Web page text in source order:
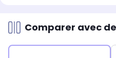
Comparer avec